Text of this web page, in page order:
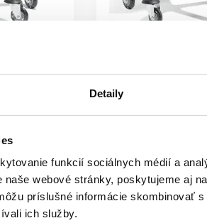
Detaily
funkcií sociálnych médií a
webové stránky, poskytujeme aj
príslušné informácie skombinovať
ich služby.
Classic
Sibel
Round, stredný
Sibel
Mám